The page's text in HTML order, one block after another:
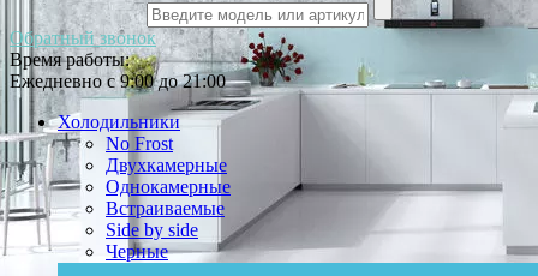
Обратный звонок
Время работы:
Ежедневно с 9:00 до 21:00
Холодильники
No Frost
Двухкамерные
Однокамерные
Встраиваемые
Side by side
Черные